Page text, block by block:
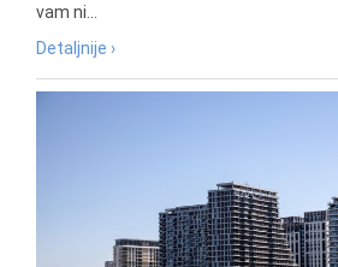
vam ni...
Detaljnije ›